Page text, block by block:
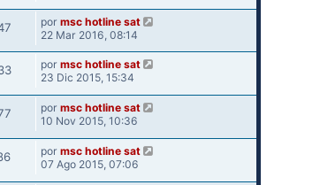
por msc hotline sat
22 Mar 2016, 08:14
por msc hotline sat
23 Dic 2015, 15:34
por msc hotline sat
10 Nov 2015, 10:36
por msc hotline sat
07 Ago 2015, 07:06